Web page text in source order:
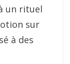
un rituel
sur
à des